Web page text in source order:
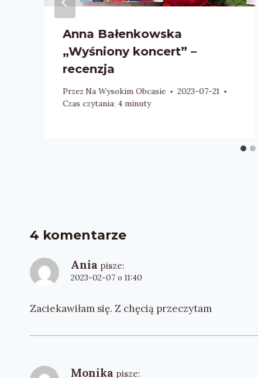
Anna Bałenkowska
„Wyśniony koncert” –
recenzja
Przez Na Wysokim Obcasie
2023-07-21
Czas czytania: 4 minuty
4 komentarze
Ania pisze:
2023-02-07 o 11:40
Zaciekawiłam się. Z chęcią przeczytam
Monika pisze: